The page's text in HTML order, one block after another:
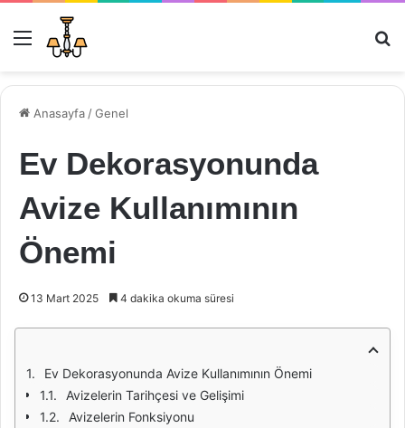
Menü
Anasayfa /Genel
Ev Dekorasyonunda
Avize Kullanımının
Önemi
13 Mart 2025 4 dakika okuma süresi
Ev Dekorasyonunda Avize Kullanımının Önemi
Avizelerin Tarihçesi ve Gelişimi
Avizelerin Fonksiyonu